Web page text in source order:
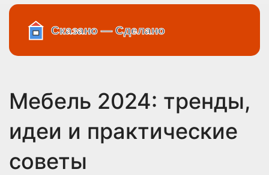
Мебель 2024: тренды,
идеи и практические
советы